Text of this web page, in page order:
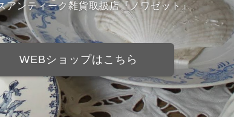
アンティーク雑貨取扱店『ノワゼット』
WEBショップはこちら